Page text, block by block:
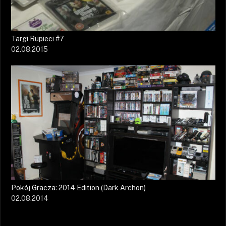
Targi Rupieci #7
02.08.2015
Pokój Gracza: 2014 Edition (Dark Archon)
02.08.2014